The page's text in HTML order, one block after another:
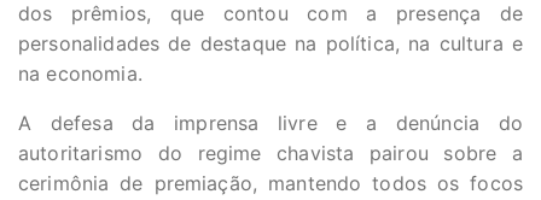
dos prêmios, que contou com a presença de
personalidades de destaque na política, na cultura e
na economia.
A defesa da imprensa livre e a denúncia do
autoritarismo do regime chavista pairou sobre a
cerimônia de premiação, mantendo todos os focos